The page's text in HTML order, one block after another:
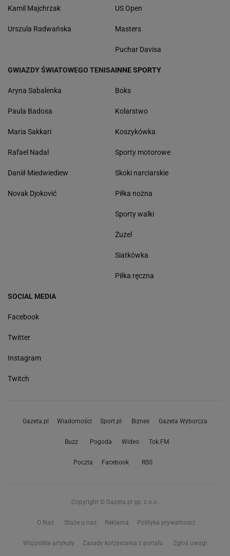
Kamil Majchrzak
Urszula Radwańska
US Open
Masters
Puchar Davisa
GWIAZDY ŚWIATOWEGO TENISA
Aryna Sabalenka
Paula Badosa
Maria Sakkari
Rafael Nadal
Daniił Miedwiediew
Novak Djoković
INNE SPORTY
Boks
Kolarstwo
Koszykówka
Sporty motorowe
Skoki narciarskie
Piłka nożna
Sporty walki
Żużel
Siatkówka
Piłka ręczna
SOCIAL MEDIA
Facebook
Twitter
Instagram
Twitch
Gazeta.pl Wiadomości Sport.pl Biznes Gazeta Wyborcza
Buzz Pogoda Wideo Tok.FM
Poczta Facebook RSS
Copyright © Gazeta.pl sp. z o.o.
O Nas Staże u nas Reklama Polityka prywatności
Wszystkie artykuły Zasady korzystania z portalu Zgłoś uwagi